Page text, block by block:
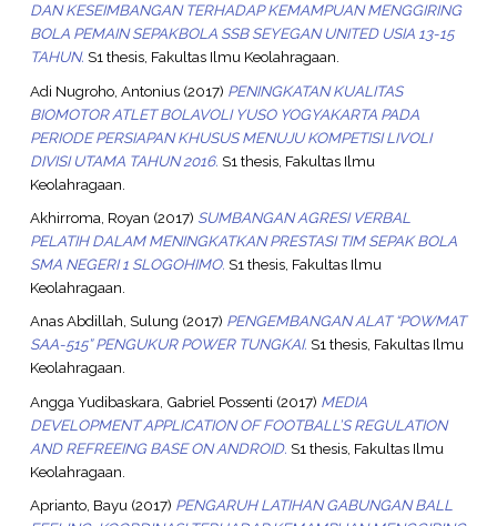
DAN KESEIMBANGAN TERHADAP KEMAMPUAN MENGGIRING
BOLA PEMAIN SEPAKBOLA SSB SEYEGAN UNITED USIA 13-15
TAHUN. S1 thesis, Fakultas Ilmu Keolahragaan.
Adi Nugroho, Antonius(2017) PENINGKATAN KUALITAS
BIOMOTOR ATLET BOLAVOLI YUSO YOGYAKARTA PADA
PERIODE PERSIAPAN KHUSUS MENUJU KOMPETISI LIVOLI
DIVISI UTAMA TAHUN 2016. S1 thesis, Fakultas Ilmu
Keolahragaan.
Akhirroma, Royan (2017) SUMBANGAN AGRESI VERBAL
PELATIH DALAM MENINGKATKAN PRESTASI TIM SEPAK BOLA
SMA NEGERI 1 SLOGOHIMO. S1 thesis, Fakultas Ilmu
Keolahragaan.
Anas Abdillah, Sulung (2017) PENGEMBANGAN ALAT “POWMAT
SAA-515” PENGUKUR POWER TUNGKAI. S1 thesis, Fakultas Ilmu
Keolahragaan.
Angga Yudibaskara, Gabriel Possenti (2017) MEDIA
DEVELOPMENT APPLICATION OF FOOTBALL’S REGULATION
AND REFREEING BASE ON ANDROID. S1 thesis, Fakultas Ilmu
Keolahragaan.
Aprianto, Bayu (2017) PENGARUH LATIHAN GABUNGAN BALL